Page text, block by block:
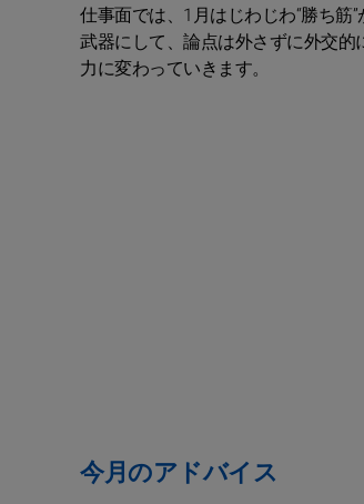
仕事面では、1月はじわじわ“勝ち
武器にして、論点は外さずに外交
力に変わっていきます。
今月のアドバイス